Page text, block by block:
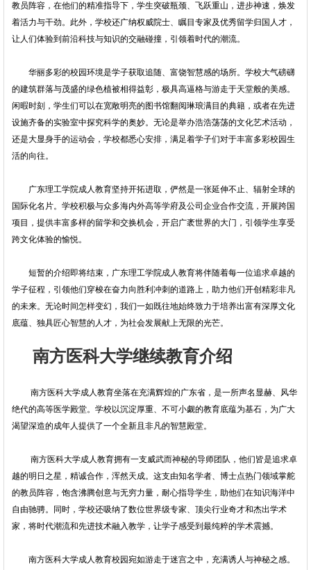
教员阵容，在他们的精准指导下，学生突破瓶颈、飞跃重山，进步神速，焕发
着活力与干劲。此外，学校还广纳权威院士、瞩目专家及优秀留学归国人才，
让人们体验到前沿科技与知识的交融碰撞，引领着时代的潮流。
华丽多彩的校园环境是学子获取追随、富饶智慧感的场所。学校大气磅礴
的建筑群落与茂盛的绿色植被相得益彰，极具高逼格与游走于天堂般的美感。
闲暇时刻，学生们可以在宽敞明亮的图书馆翻阅琳琅满目的典籍，或者在先进
设施齐备的实验室中探究科学的奥妙。无论是举办浩浩荡荡的文化艺术活动，
还是大显身手的运动会，学校都悉心安排，满足着学子们对于丰富多彩校园生
活的向往。
广东理工学院成人教育坚持开拓进取，俨然是一张延伸不止、辐射全球的
国际化名片。学校积极与众多海内外高等学府及公司企业合作交流，开展跨国
项目，提供丰富多样的留学和交换机会，开启广袤世界的大门，引领学生享受
跨文化体验的愉悦。
短暂的介绍即将结束，广东理工学院成人教育将伴随着每一位追求卓越的
学子征程，引领他们穿梭在奋力向胜利冲刺的道路上，助力他们开创精彩非凡
的未来。无论时间怎样变幻，我们一如既往地始终致力于培养出富有深厚文化
底蕴、独具匠心智慧的人才，为社会发展献上无限的光芒。
南方医科大学继续教育介绍
南方医科大学成人教育坐落在充满辉煌的广东省，是一所声名显赫、风华
绝代的高等医学殿堂。学校以沉淀厚重、不可小觑的教育底蕴为基石，为广大
渴望深造的成年人提供了一个全新且非凡的智慧殿堂。
南方医科大学成人教育拥有一支威武而神秘的导师团队，他们皆是追求卓
越的明日之星，精诚合作，浑然天成。这支由知名学者、博士点热门领域掌舵
的教员阵容，饱含沸腾创意与无穷力量，耐心指导学生，助他们在知识海洋中
自由驰骋。同时，学校还吸纳了数位世界级专家、顶尖行业奇才和杰出学术
家，将时代潮流和先进技术融入教学，让学子感受到最纯粹的学术震撼。
南方医科大学成人教育校园宛如游走于迷宫之中，充满诱人与神秘之感。